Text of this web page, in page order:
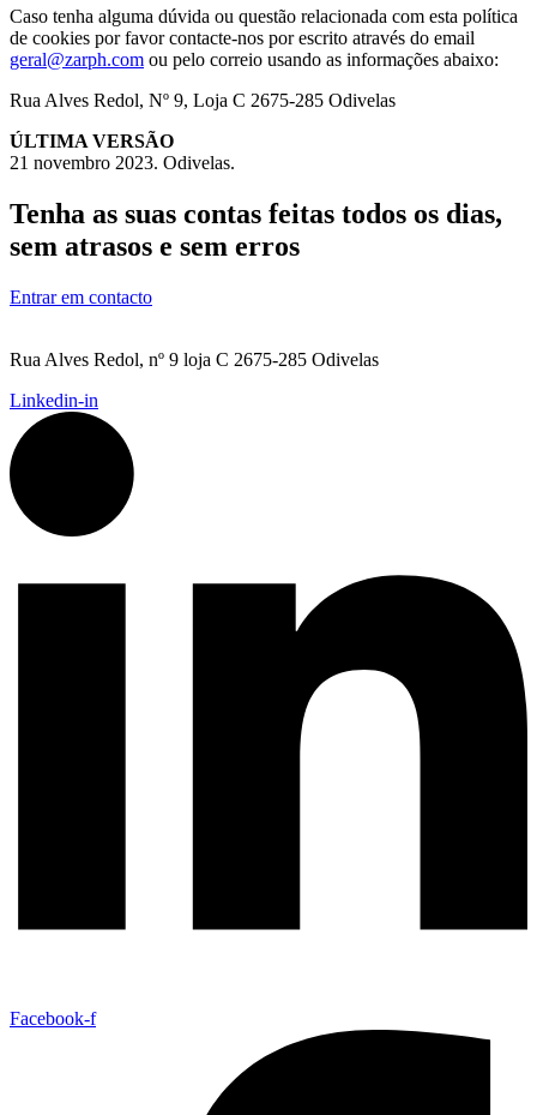
Caso tenha alguma dúvida ou questão relacionada com esta política
de cookies por favor contacte-nos por escrito através do email
geral@zarph.com ou pelo correio usando as informações abaixo:
Rua Alves Redol, Nº 9, Loja C 2675-285 Odivelas
ÚLTIMA VERSÃO
21 novembro 2023. Odivelas.
Tenha as suas contas feitas todos os dias,
sem atrasos e sem erros
Entrar em contacto
Rua Alves Redol, nº 9 loja C 2675-285 Odivelas
Linkedin-in
Facebook-f